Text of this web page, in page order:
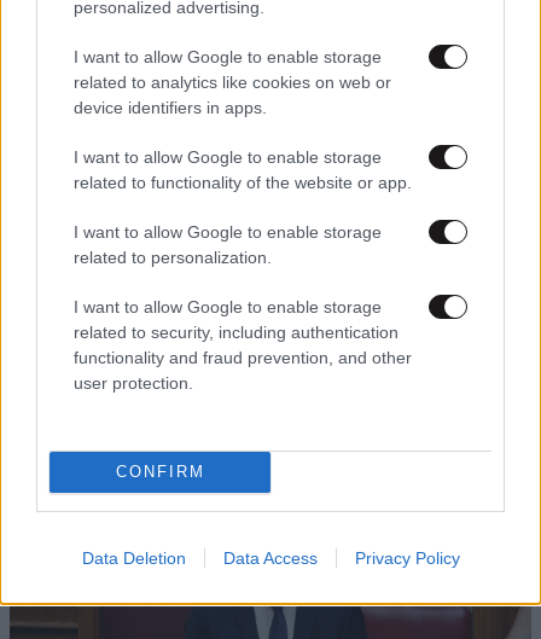
personalized advertising.
I want to allow Google to enable storage
related to analytics like cookies on web or
device identifiers in apps.
I want to allow Google to enable storage
related to functionality of the website or app.
I want to allow Google to enable storage
related to personalization.
I want to allow Google to enable storage
related to security, including authentication
functionality and fraud prevention, and other
user protection.
CONFIRM
Data Deletion Data Access Privacy Policy
Έσπασαν τα ισόβια για γυναικοκτονία επειδή δεν είχε
ληφθεί πρωτόδικα υπόψη «το στρες κατά την περίοδο